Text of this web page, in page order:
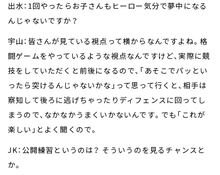
出水：1回やったらお子さんもヒーロー気分で夢中になる
んじゃないですか？
宇山：皆さんが見ている視点って横からなんですよね。格
闘ゲームをやっているような視点なんですけど、実際に競
技をしていただくと前後になるので、「あそこでパッとい
ったら突けるんじゃないかな」って思って行くと、相手は
察知して後ろに逃げちゃったりディフェンスに回ってし
まうので、なかなかうまくいかないんです。でも「これが
楽しい」とよく聞くので。
JK：公開練習というのは？ そういうのを見るチャンスと
か。